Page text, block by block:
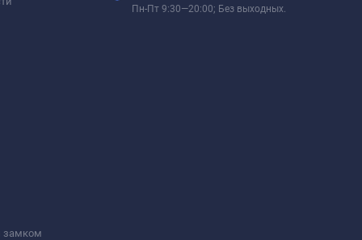
замком
Пн-Пт 9:30—20:00; Без выходных.